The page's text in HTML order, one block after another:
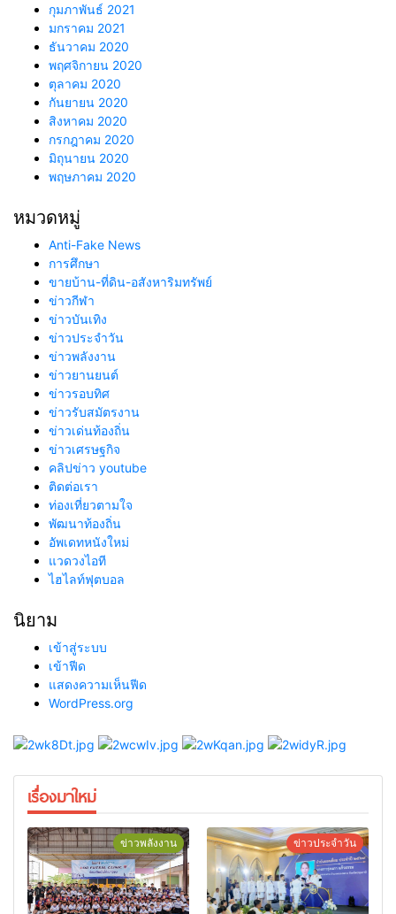
กุมภาพันธ์ 2021
มกราคม 2021
ธันวาคม 2020
พฤศจิกายน 2020
ตุลาคม 2020
กันยายน 2020
สิงหาคม 2020
กรกฎาคม 2020
มิถุนายน 2020
พฤษภาคม 2020
หมวดหมู่
Anti-Fake News
การศึกษา
ขายบ้าน-ที่ดิน-อสังหาริมทรัพย์
ข่าวกีฬา
ข่าวบันเทิง
ข่าวประจำวัน
ข่าวพลังงาน
ข่าวยานยนต์
ข่าวรอบทิศ
ข่าวรับสมัตรงาน
ข่าวเด่นท้องถิ่น
ข่าวเศรษฐกิจ
คลิปข่าว youtube
ติดต่อเรา
ท่องเที่ยวตามใจ
พัฒนาท้องถิ่น
อัพเดทหนังใหม่
แวดวงไอที
ไฮไลท์ฟุตบอล
นิยาม
เข้าสู่ระบบ
เข้าฟีด
แสดงความเห็นฟีด
WordPress.org
เรื่องมาใหม่
ข่าวพลังงาน ข่าวประจำวัน